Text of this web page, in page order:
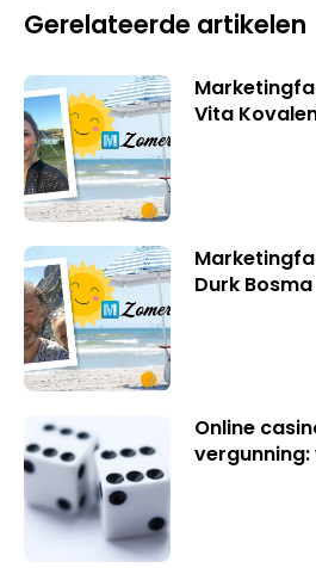
Gerelateerde artikelen
Vita
Durk Bosma
Online